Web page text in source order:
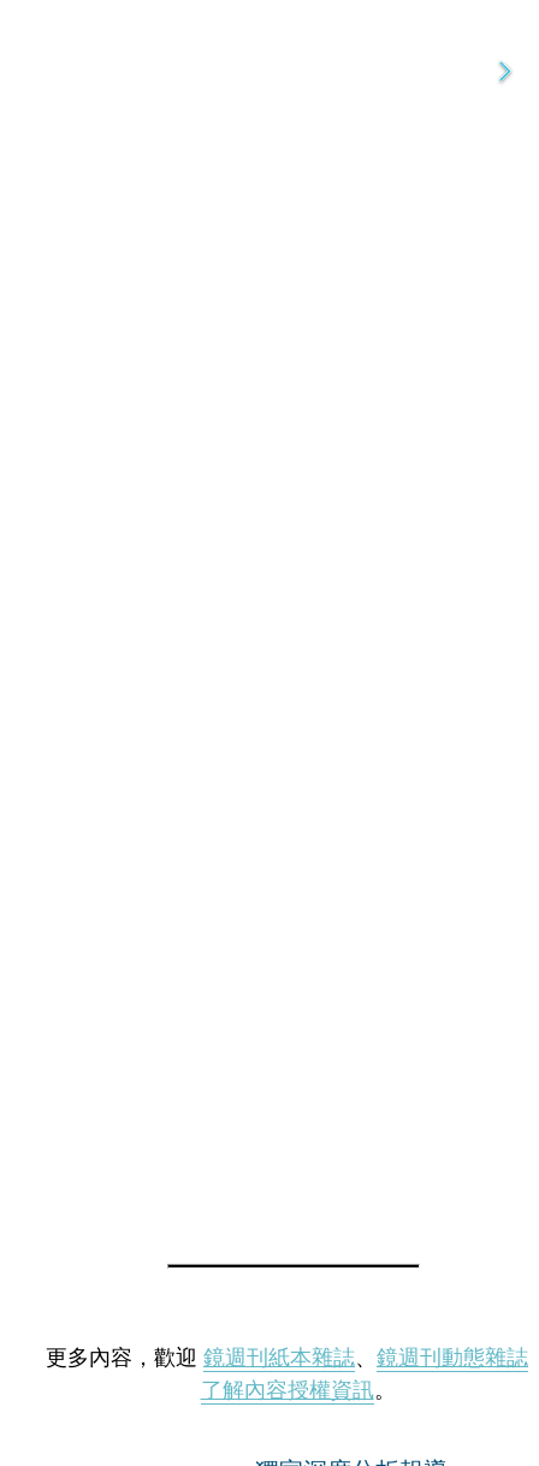
更多內容，歡迎 鏡週刊紙本雜誌、 鏡週刊動態雜誌
了解內容授權資訊。